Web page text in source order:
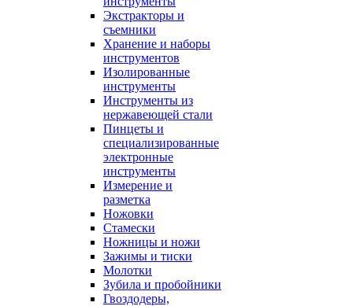
Экстракторы и
съемники
Хранение и наборы
инструментов
Изолированные
инструменты
Инструменты из
нержавеющей стали
Пинцеты и
специализированные
электронные
инструменты
Измерение и
разметка
Ножовки
Стамески
Ножницы и ножи
Зажимы и тиски
Молотки
Зубила и пробойники
Гвоздодеры,